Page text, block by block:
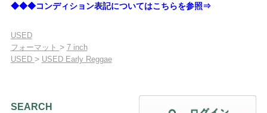
◆◆◆コンディション表記についてはこちらを参照⇒
USED
フォーマット > 7 inch
USED > USED Early Reggae
SEARCH